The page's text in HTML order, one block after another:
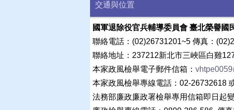
交通與位置
國軍退除役官兵輔導委員會 臺北榮譽國
聯絡電話：(02)26731201~5 傳真：
聯絡地址：237212新北市三峽區白雞
本家政風檢舉電子郵件信箱：
本家政風檢舉專線電話：02-26732618
法務部廉政廉政署檢舉專用信箱即日起